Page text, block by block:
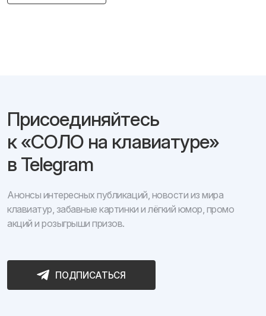
Присоединяйтесь
к «СОЛО на клавиатуре»
в Telegram
Анонсы интересных публикаций, новости из мира
клавиатур, забавные картинки и лёгкий юмор, промо
акций и розыгрыши призов.
ПОДПИСАТЬСЯ